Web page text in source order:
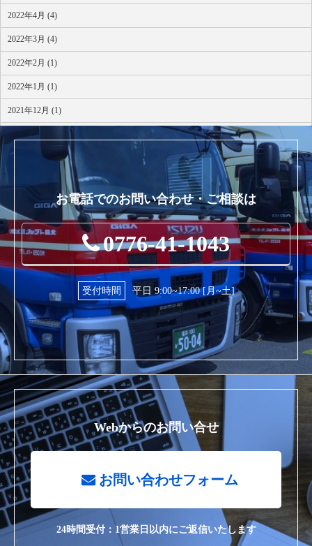
2022年4月 (4)
2022年3月 (4)
2022年2月 (1)
2022年1月 (1)
2021年12月 (1)
2021年10月 (1)
お電話でのお問い合わせ・ご相談は
0776-41-1043
受付時間 平日 9:00~17:00 [月~土]
Webからのお問い合せ
お問い合わせフォーム
24時間受付：1営業日以内にご返信いたします